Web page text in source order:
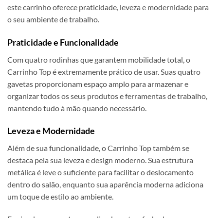
este carrinho oferece praticidade, leveza e modernidade para
o seu ambiente de trabalho.
Praticidade e Funcionalidade
Com quatro rodinhas que garantem mobilidade total, o
Carrinho Top é extremamente prático de usar. Suas quatro
gavetas proporcionam espaço amplo para armazenar e
organizar todos os seus produtos e ferramentas de trabalho,
mantendo tudo à mão quando necessário.
Leveza e Modernidade
Além de sua funcionalidade, o Carrinho Top também se
destaca pela sua leveza e design moderno. Sua estrutura
metálica é leve o suficiente para facilitar o deslocamento
dentro do salão, enquanto sua aparência moderna adiciona
um toque de estilo ao ambiente.